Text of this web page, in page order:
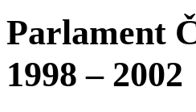
Parlament
1998 – 2002